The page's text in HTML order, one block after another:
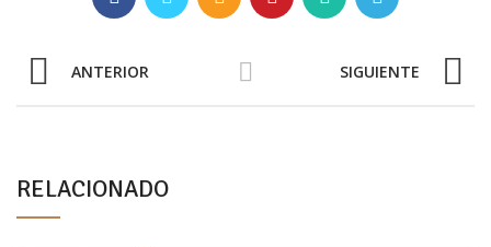
ANTERIOR SIGUIENTE
RELACIONADO